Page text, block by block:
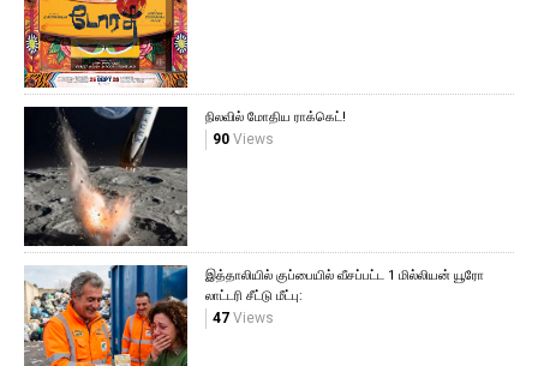
நிலவில் மோதிய ராக்கெட்!
90Views
இத்தாலியில் குப்பையில் வீசப்பட்ட 1 மில்லியன் யூரோ
லாட்டரி சீட்டு மீட்பு:
47Views